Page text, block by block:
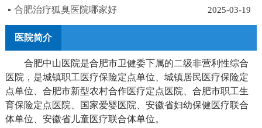
2025-03-19
合肥治疗狐臭医院哪家好
医院简介
合肥中山医院是合肥市卫健委下属的二级非营利性综合
医院，是城镇职工医疗保险定点单位、城镇居民医疗保险定
点单位、合肥市新型农村合作医疗定点医院、合肥市职工生
育保险定点医院、国家爱婴医院、安徽省妇幼保健医疗联合
体单位、安徽省儿童医疗联合体单位。